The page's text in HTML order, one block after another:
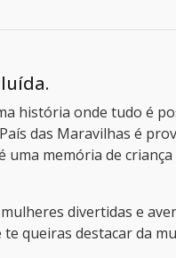
história onde tudo é
das Maravilhas é
uma memória de
divertidas e
queiras destacar da